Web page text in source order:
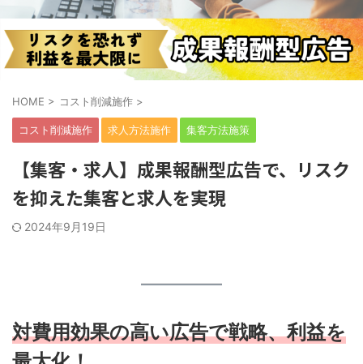
HOME > コスト削減施作 >
コスト削減施作 求人方法施作 集客方法施策
【集客・求人】成果報酬型広告で、リスク
を抑えた集客と求人を実現
2024年9月19日
対費用効果の高い広告で戦略、利益を